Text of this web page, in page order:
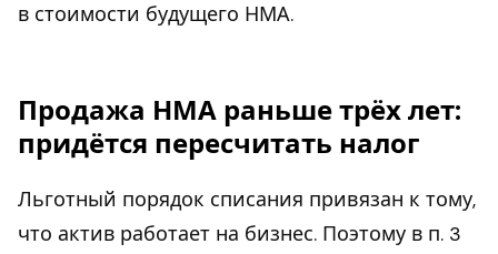
в стоимости будущего НМА.
Продажа НМА раньше трёх лет:
придётся пересчитать налог
Льготный порядок списания привязан к тому,
что актив работает на бизнес. Поэтому в п. 3